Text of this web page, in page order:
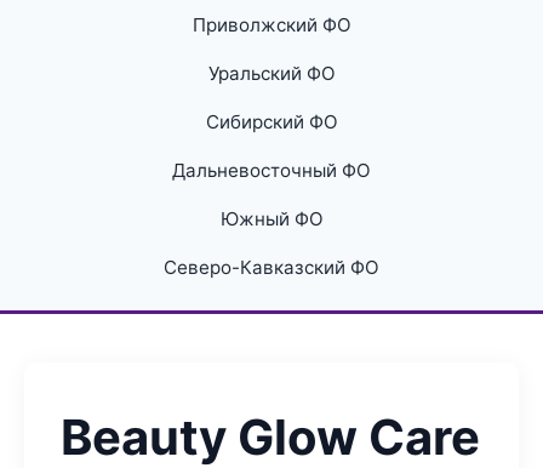
Приволжский ФО
Уральский ФО
Сибирский ФО
Дальневосточный ФО
Южный ФО
Северо-Кавказский ФО
Beauty Glow Care